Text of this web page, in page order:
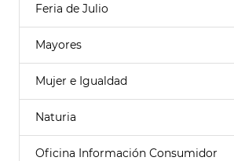
Feria de Julio
Mayores
Mujer e Igualdad
Naturia
Oficina Información Consumidor